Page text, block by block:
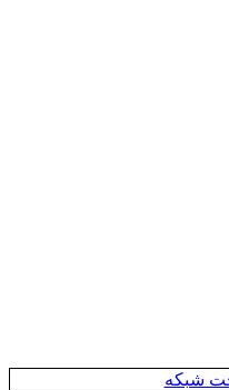
شبکه